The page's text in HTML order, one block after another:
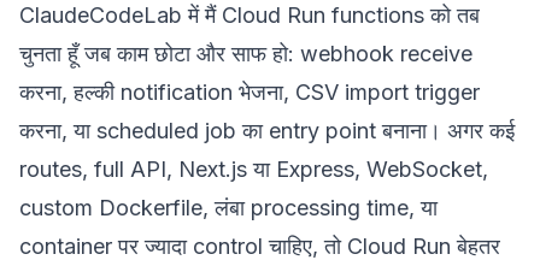
ClaudeCodeLab में मैं Cloud Run functions को तब
चुनता हूँ जब काम छोटा और साफ हो: webhook receive
करना, हल्की notification भेजना, CSV import trigger
करना, या scheduled job का entry point बनाना। अगर कई
routes, full API, Next.js या Express, WebSocket,
custom Dockerfile, लंबा processing time, या
container पर ज्यादा control चाहिए, तो Cloud Run बेहतर